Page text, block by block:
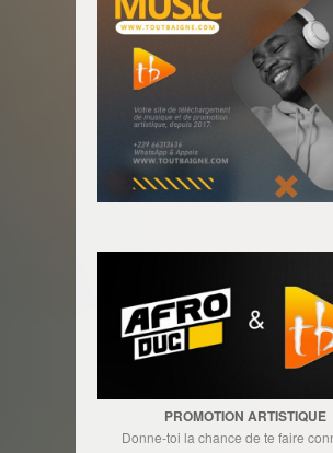
PROMOTION ARTISTIQUE
Donne-toi la chance de te faire